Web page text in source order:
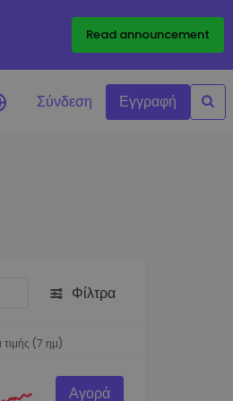
Read announcement
Σύνδεση Εγγραφή
Φίλτρα
(7 ημ)
Αγορά